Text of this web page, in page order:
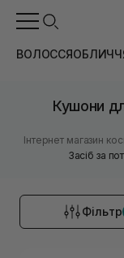
ВОЛОССЯ
Кушони
Інтернет магазин
Засіб за
Фільтр